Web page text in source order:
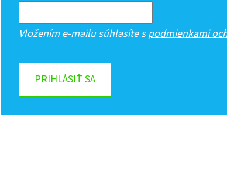
Vložením e-mailu súhlasíte spodmienkami
PRIHLÁSIŤ SA